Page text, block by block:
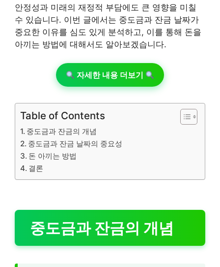
안정성과 미래의 재정적 부담에도 큰 영향을 미칠
수 있습니다. 이번 글에서는 중도금과 잔금 날짜가
중요한 이유를 심도 있게 분석하고, 이를 통해 돈을
아끼는 방법에 대해서도 알아보겠습니다.
자세한 내용 더보기
Table of Contents
중도금과 잔금의 개념
중도금과 잔금 날짜의 중요성
돈 아끼는 방법
결론
중도금과 잔금의 개념